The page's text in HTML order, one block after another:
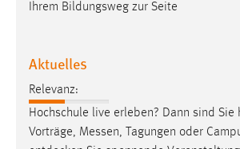
Ihrem Bildungsweg zur Seite
Aktuelles
Relevanz:
Hochschule live erleben? Dann sind Sie
Vorträge, Messen, Tagungen oder
Name:
_gcl_au
Anbieter:
Google Ireland Limited